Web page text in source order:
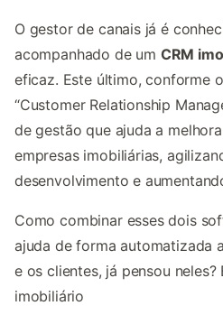
O gestor de canais já é
acompanhado de um CRM
eficaz. Este último, conforme
“Customer Relationship
de gestão que ajuda a
empresas imobiliárias,
desenvolvimento e
Como combinar esses dois
ajuda de forma automatizada
e os clientes, já pensou neles?
imobiliário